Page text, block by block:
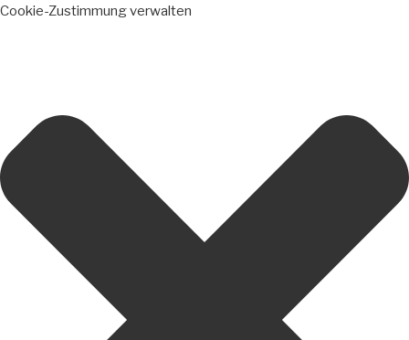
Cookie-Zustimmung verwalten